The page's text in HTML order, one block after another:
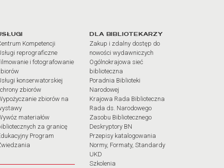
Kompetencji
reprograficzne
i fotografowanie
konserwatorskiej
zbiorów
zbiorów na
materiałów
za granicę
Program
DLA BIBLIOTEKARZY
Zakup i zdalny dostęp do
nowości wydawniczych
Ogólnokrajowa sieć
biblioteczna
Poradnia Biblioteki
Narodowej
Krajowa Rada Biblioteczna
Rada ds. Narodowego
Zasobu Bibliotecznego
Deskryptory BN
Przepisy katalogowania
Normy, Formaty, Standardy
UKD
Szkolenia